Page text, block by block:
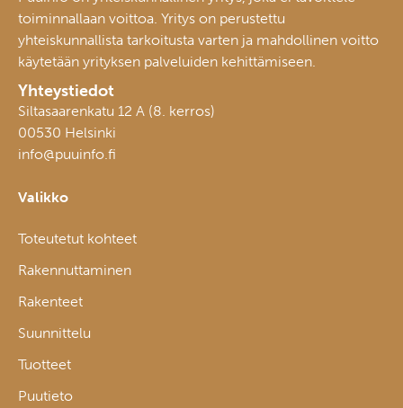
toiminnallaan voittoa. Yritys on perustettu
yhteiskunnallista tarkoitusta varten ja mahdollinen voitto
käytetään yrityksen palveluiden kehittämiseen.
Yhteystiedot
Siltasaarenkatu 12 A (8. kerros)
00530 Helsinki
info@puuinfo.fi
Valikko
Toteutetut kohteet
Rakennuttaminen
Rakenteet
Suunnittelu
Tuotteet
Puutieto